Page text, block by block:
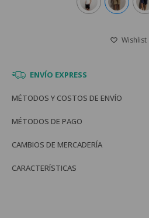
ENVÍO EXPRESS
MÉTODOS Y COSTOS DE ENVÍO
MÉTODOS DE PAGO
CAMBIOS DE MERCADERÍA
CARACTERÍSTICAS